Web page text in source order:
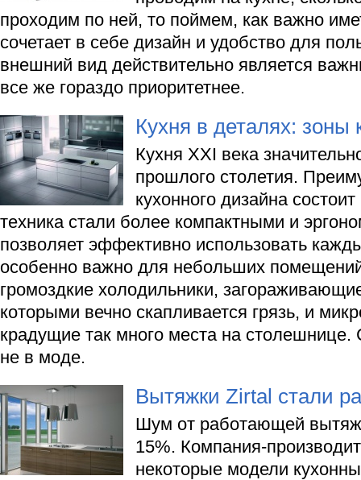
проходим по ней, то поймем, как важно
сочетает в себе дизайн и удобство для
внешний вид действительно является
все же гораздо приоритетнее.
Кухня в деталях: зоны
Кухня XXI века
прошлого столетия.
кухонного дизайна
техника стали более компактными и
позволяет эффективно использовать
особенно важно для небольших
громоздкие холодильники,
которыми вечно скапливается грязь, и
крадущие так много места на
не в моде.
Вытяжки Zirtal стали
Шум от работающей
15%. Компания-
некоторые модели